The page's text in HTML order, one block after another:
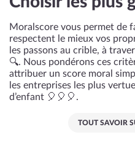
Moralscore vous permet de
respectent le mieux vos
les passons au crible, à
🔍. Nous pondérons ces
attribuer un score moral
les entreprises les plus
d’enfant 🎈🎈🎈.
TOUT SAVOIR